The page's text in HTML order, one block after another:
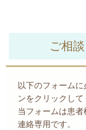
ご相
以下のフォーム
ンをクリックして
当フォームは患
連絡専用です。